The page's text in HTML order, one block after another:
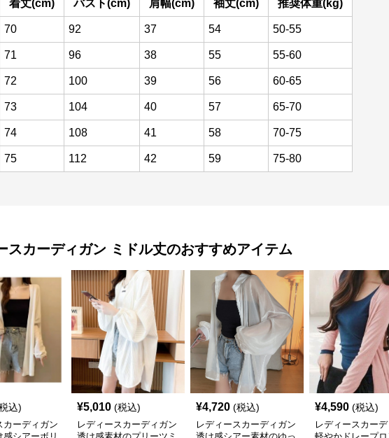
着丈(cm) バスト(cm) 肩幅(cm) 袖丈(cm) 推奨体重(kg)
70 92 37 54 50-55
71 96 38 55 55-60
72 100 39 56 60-65
73 104 40 57 65-70
74 108 41 58 70-75
75 112 42 59 75-80
スカーディガン ミドル丈のおすすめアイテム
込)
カーディガン
¥5,010 (税込)
レディースカーディガン
¥4,720 (税込)
レディースカーディガン
¥4,590 (税込)
レディースカー